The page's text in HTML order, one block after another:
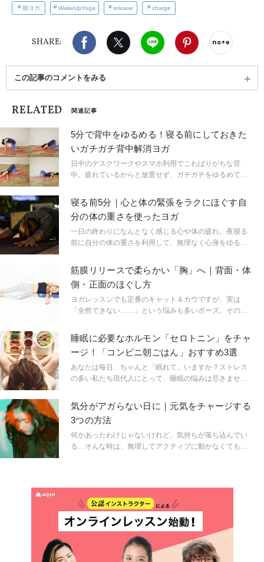
朝ヨガ WakeUpYoga release charge
SHARE:
Facebook X（旧twitter）
LINE Pinterest
この記事のコメントをみる
RELATED 関連記事
5分で背中をゆるめる！寝る前にしておきた
いガチガチ背中解消ヨガ
日中のデスクワークやスマホ利用でこわばりがちな背
中。疲れているからと放置せず、ガチガチをゆるめてか
とやらないとでは違いがでます！早速やってみましょ
う。
寝る前5分｜心と体の緊張をラクにほぐす自
分の体の重さを使ったヨガ
一日の終わりになんとなく感じる心や体の疲れ。夜寝る
前に自分の体の重さを利用して、無理なく心身をゆるめ
ットやクッションを使って体をサポートする、頑張らず
に受け身でできるヨガポーズです。
筋膜リリースで柔らかい「胸」へ｜背面・体
側・正面のほぐし方
ヨガレッスンでも定番のキャット＆カウですが、実は
「全然できない……」という悩みも多いポーズ。その原
硬さ。この企画では、その両面にアプローチし、キャッ
ト＆カウが激変するメソッドをご紹介します。今回のテ
ーマは、筋膜リリースで胸椎まわりの筋肉をゆるめる方
法！
睡眠に必要なホルモン「セロトニン」をチャ
ージ！「コンビニ朝ごはん」おすすめ3選
あなたは毎日、ちゃんと「眠れて」いますか？ストレス
の多い私たち現代人にとって、睡眠の悩みは尽きませ
計）」がズレやすくなってくることも、眠りが浅くなる
原因のひとつです。睡眠不足は美容の大敵。それだけで
なく、せっかくのヨガレッスンで、すぐに息があがった
り、集中力が欠けて逆転のポーズなどでフラついて怪我
に繋がることもあります。実は睡眠の質を高めるには
気分がアガらない日に｜元気をチャージする
3つの方法
何かあったわけじゃないけれど、気持ちが落ち込んでい
る…そんな時は、無理してアクティブに動かなくても